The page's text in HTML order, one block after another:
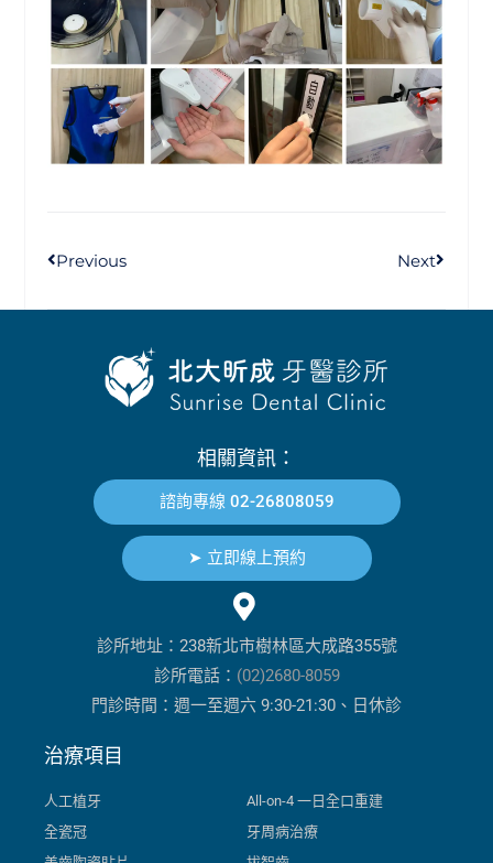
Previous Next
相關資訊：
諮詢專線 02-26808059
➤ 立即線上預約
診所地址：238新北市樹林區大成路355號
診所電話： (02)2680-8059
門診時間：週一至週六 9:30-21:30、日休診
治療項目
人工植牙
全瓷冠
All-on-4 一日全口重建
牙周病治療